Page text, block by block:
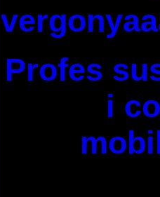
Profes
i